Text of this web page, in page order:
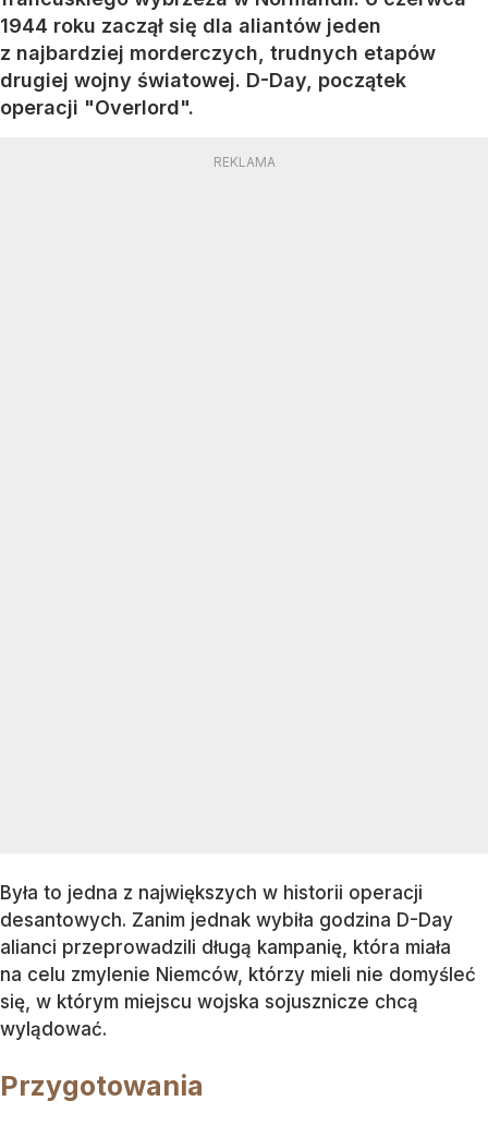
1944 roku zaczął się dla aliantów jeden
z najbardziej morderczych, trudnych etapów
drugiej wojny światowej. D-Day, początek
operacji "Overlord".
Była to jedna z największych w historii operacji
desantowych. Zanim jednak wybiła godzina D-Day
alianci przeprowadzili długą kampanię, która miała
na celu zmylenie Niemców, którzy mieli nie domyśleć
się, w którym miejscu wojska sojusznicze chcą
wylądować.
Przygotowania